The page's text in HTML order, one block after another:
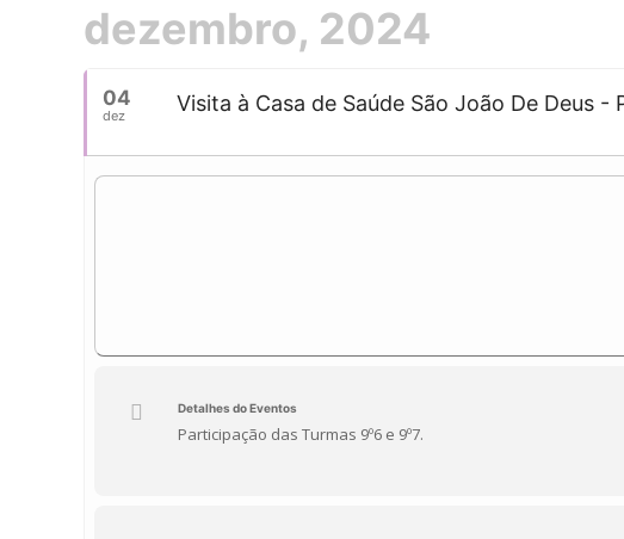
dezembro, 2024
04
dez Visita à Casa de Saúde São João De Deus
Detalhes do Eventos
Participação das Turmas 9º6 e 9º7.